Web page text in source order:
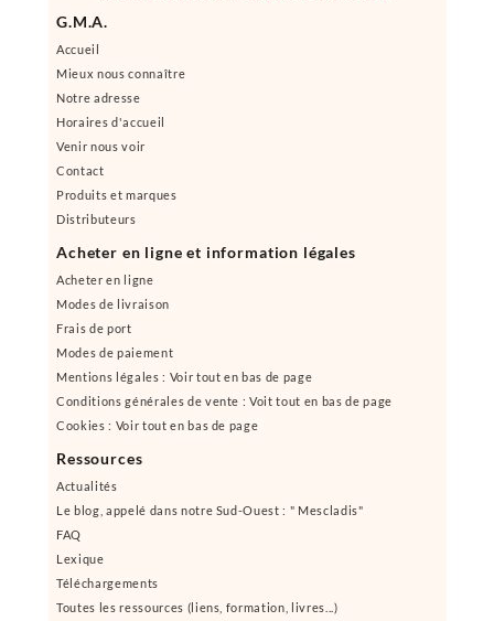
G.M.A.
Accueil
Mieux nous connaître
Notre adresse
Horaires d'accueil
Venir nous voir
Contact
Produits et marques
Distributeurs
Acheter en ligne et information légales
Acheter en ligne
Modes de livraison
Frais de port
Modes de paiement
Mentions légales : Voir tout en bas de page
Conditions générales de vente : Voit tout en bas de page
Cookies : Voir tout en bas de page
Ressources
Actualités
Le blog, appelé dans notre Sud-Ouest : " Mescladis"
FAQ
Lexique
Téléchargements
Toutes les ressources (liens, formation, livres...)